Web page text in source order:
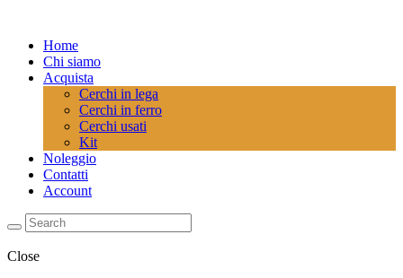
Home
Chi siamo
Acquista
Cerchi in lega
Cerchi in ferro
Cerchi usati
Kit
Noleggio
Contatti
Account
Close